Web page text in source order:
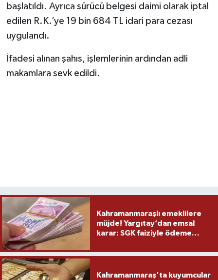
başlatıldı. Ayrıca sürücü belgesi daimi olarak iptal
edilen R.K.’ye 19 bin 684 TL idari para cezası
uygulandı.
İfadesi alınan şahıs, işlemlerinin ardından adli
makamlara sevk edildi.
Kahramanmaraşlı emeklilere
müjde! Yargıtay’dan emsal
karar: SGK faiziyle ödeme
Kahramanmaraş'ta kuyumcular